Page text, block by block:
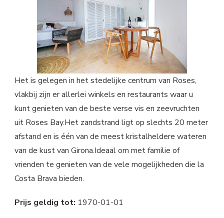
Het is gelegen in het stedelijke centrum van Roses,
vlakbij zijn er allerlei winkels en restaurants waar u
kunt genieten van de beste verse vis en zeevruchten
uit Roses Bay.Het zandstrand ligt op slechts 20 meter
afstand en is één van de meest kristalheldere wateren
van de kust van Girona.Ideaal om met familie of
vrienden te genieten van de vele mogelijkheden die la
Costa Brava bieden.
Prijs geldig tot: 1970-01-01